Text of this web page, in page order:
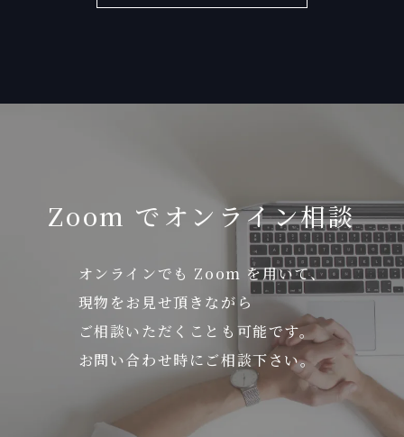
Zoom でオンライン相談
オンラインでも Zoom を用いて、
現物をお見せ頂きながら
ご相談いただくことも可能です。
お問い合わせ時にご相談下さい。